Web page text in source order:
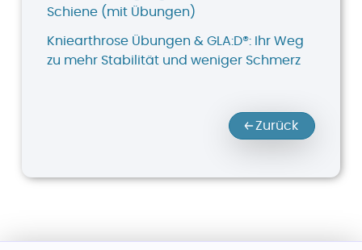
Schiene (mit Übungen)
Kniearthrose Übungen & GLA:D®: Ihr Weg
zu mehr Stabilität und weniger Schmerz
Zurück